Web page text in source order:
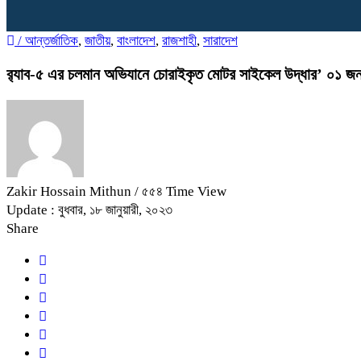
/ আন্তর্জাতিক, জাতীয়, বাংলাদেশ, রাজশাহী, সারাদেশ
র‍্যাব-৫ এর চলমান অভিযানে চোরাইকৃত মোটর সাইকেল উদ্ধার’ ০১ জন
Zakir Hossain Mithun / ৫৫৪ Time View
Update : বুধবার, ১৮ জানুয়ারী, ২০২৩
Share